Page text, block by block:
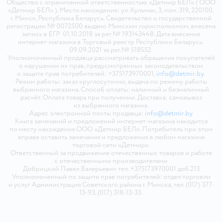
Общество с ограниченной ответственностью «Детмир БЕЛ» ( ООО
«Детмир БЕЛ» ). Место нахождения: ул. Кульман, 3, пом. 319, 220100,
г. Минск, Республика Беларусь. Свидетельство о государственной
регистрации № 0072500 выдано Минским горисполкомом, внесена
запись в ЕГР 01.10.2018 за рег.№ 193143448. Дата внесения
интернет-магазина в Торговый реестр Республики Беларусь:
09.09.2021 за рег.№ 518552.
Уполномоченный продавца рассматривать обращения покупателей
о нарушении их прав, предусмотренных законодательством
о защите прав потребителей: +375173970001, info@detmir.by.
Режим работы: заказ круглосуточно, выдача по режиму работы
выбранного магазина. Способ оплаты: наличный и безналичный
расчёт. Оплата товара при получении. Доставка: самовывоз
из выбранного магазина.
Адрес электронной почты продавца: info@detmir.by
Книга замечаний и предложений интернет-магазина находится
по месту нахождения ООО «Детмир БЕЛ». Потребитель при этом
вправе оставить замечания и предложения в любом магазине
торговой сети «Детмир».
Ответственный за продвижение отечественных товаров и работе
с отечественными производителями
Добрицкий Павел Валерьевич тел. +375173970001 доб.213
Уполномоченный по защите прав потребителей: отдел торговли
и услуг Администрация Советского района г. Минска, тел. (017) 377-
13-93, (017) 318-13-33.